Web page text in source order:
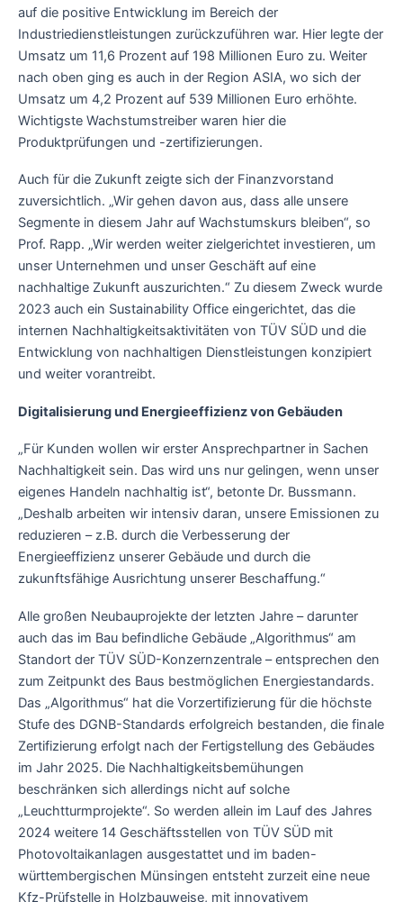
auf die positive Entwicklung im Bereich der
Industriedienstleistungen zurückzuführen war. Hier legte der
Umsatz um 11,6 Prozent auf 198 Millionen Euro zu. Weiter
nach oben ging es auch in der Region ASIA, wo sich der
Umsatz um 4,2 Prozent auf 539 Millionen Euro erhöhte.
Wichtigste Wachstumstreiber waren hier die
Produktprüfungen und -zertifizierungen.
Auch für die Zukunft zeigte sich der Finanzvorstand
zuversichtlich. „Wir gehen davon aus, dass alle unsere
Segmente in diesem Jahr auf Wachstumskurs bleiben“, so
Prof. Rapp. „Wir werden weiter zielgerichtet investieren, um
unser Unternehmen und unser Geschäft auf eine
nachhaltige Zukunft auszurichten.“ Zu diesem Zweck wurde
2023 auch ein Sustainability Office eingerichtet, das die
internen Nachhaltigkeitsaktivitäten von TÜV SÜD und die
Entwicklung von nachhaltigen Dienstleistungen konzipiert
und weiter vorantreibt.
Digitalisierung und Energieeffizienz von Gebäuden
„Für Kunden wollen wir erster Ansprechpartner in Sachen
Nachhaltigkeit sein. Das wird uns nur gelingen, wenn unser
eigenes Handeln nachhaltig ist“, betonte Dr. Bussmann.
„Deshalb arbeiten wir intensiv daran, unsere Emissionen zu
reduzieren – z.B. durch die Verbesserung der
Energieeffizienz unserer Gebäude und durch die
zukunftsfähige Ausrichtung unserer Beschaffung.“
Alle großen Neubauprojekte der letzten Jahre – darunter
auch das im Bau befindliche Gebäude „Algorithmus“ am
Standort der TÜV SÜD-Konzernzentrale – entsprechen den
zum Zeitpunkt des Baus bestmöglichen Energiestandards.
Das „Algorithmus“ hat die Vorzertifizierung für die höchste
Stufe des DGNB-Standards erfolgreich bestanden, die finale
Zertifizierung erfolgt nach der Fertigstellung des Gebäudes
im Jahr 2025. Die Nachhaltigkeitsbemühungen
beschränken sich allerdings nicht auf solche
„Leuchtturmprojekte“. So werden allein im Lauf des Jahres
2024 weitere 14 Geschäftsstellen von TÜV SÜD mit
Photovoltaikanlagen ausgestattet und im baden-
württembergischen Münsingen entsteht zurzeit eine neue
Kfz-Prüfstelle in Holzbauweise, mit innovativem